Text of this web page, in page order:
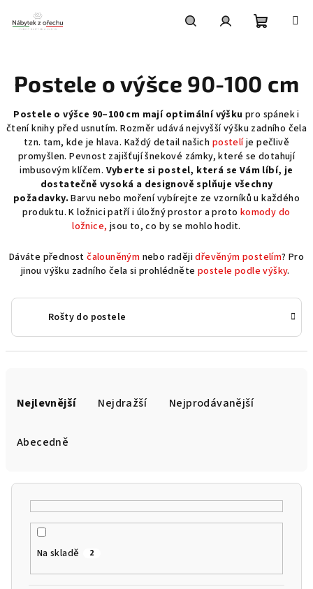
obsah
košík
Postele o výšce 90-100 cm
Postele o výšce 90–100 cm mají optimální výšku pro spánek i
čtení knihy před usnutím. Rozměr udává nejvyšší výšku zadního čela
tzn. tam, kde je hlava. Každý detail našich postelíje pečlivě
promyšlen. Pevnost zajišťují šnekové zámky, které se dotahují
imbusovým klíčem. Vyberte si postel, která se Vám líbí, je
dostatečně vysoká a designově splňuje všechny
požadavky. Barvu nebo moření vybírejte ze vzorníků u každého
produktu. K ložnici patří i úložný prostor a proto komody do
ložnice, jsou to, co by se mohlo hodit.
Dáváte přednostčalouněným nebo radějidřevěným postelím? Pro
jinou výšku zadního čela si prohlédněte postele podle výšky.
Rošty do postele
Nejlevnější Nejdražší Nejprodávanější
Abecedně
Na skladě 2